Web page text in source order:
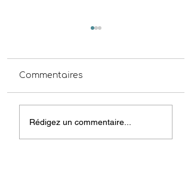
le Médicobus
Commentaires
Rédigez un commentaire...